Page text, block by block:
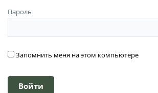
Пароль
Запомнить меня на этом компьютере